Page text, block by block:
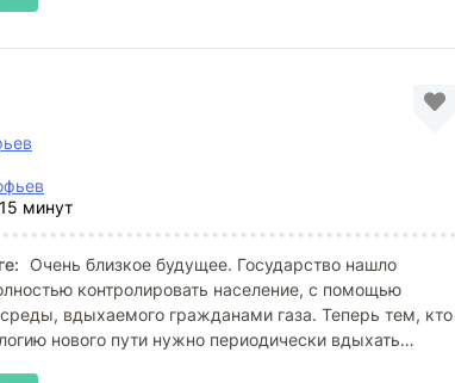
минут
Очень близкое будущее. Государство нашло
контролировать население, с помощью
вдыхаемого гражданами газа. Теперь тем, кто
нового пути нужно периодически вдыхать